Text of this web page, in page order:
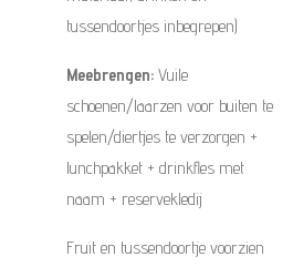
tussendoortjes inbegrepen)
Meebrengen: Vuile
schoenen/laarzen voor buiten te
spelen/diertjes te verzorgen +
lunchpakket + drinkfles met
naam + reservekledij
Fruit en tussendoortje voorzien